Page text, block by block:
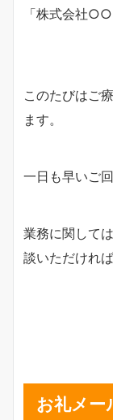
「株式会社
このたびはご
ます。
一日も早いご
業務に関して
談いただけれ
お礼メー